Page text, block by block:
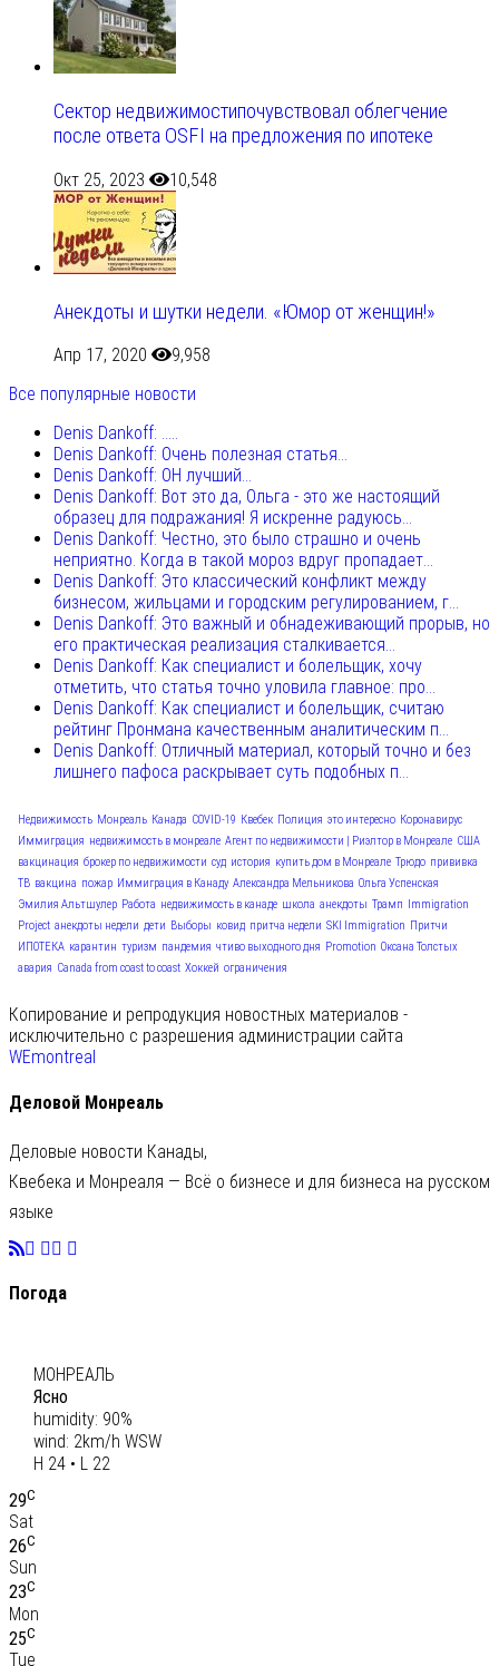
Сектор недвижимостипочувствовал облегчение
после ответа OSFI на предложения по ипотеке
Окт 25, 2023 10,548
Анекдоты и шутки недели. «Юмор от женщин!»
Апр 17, 2020
9,958
Все популярные новости
Denis Dankoff: .....
Denis Dankoff: Очень полезная статья...
Denis Dankoff: ОН лучший...
Denis Dankoff: Вот это да, Ольга - это же настоящий
образец для подражания! Я искренне радуюсь...
Denis Dankoff: Честно, это было страшно и очень
неприятно. Когда в такой мороз вдруг пропадает...
Denis Dankoff: Это классический конфликт между
бизнесом, жильцами и городским регулированием, г...
Denis Dankoff: Это важный и обнадеживающий прорыв, но
его практическая реализация сталкивается...
Denis Dankoff: Как специалист и болельщик, хочу
отметить, что статья точно уловила главное: про...
Denis Dankoff: Как специалист и болельщик, считаю
рейтинг Пронмана качественным аналитическим п...
Denis Dankoff: Отличный материал, который точно и без
лишнего пафоса раскрывает суть подобных п...
Недвижимость Монреаль Канада COVID-19 Квебек Полиция это интересно Коронавирус
Иммиграция недвижимость в монреале Агент по недвижимости | Риэлтор в Монреале США
вакцинация брокер по недвижимости суд история купить дом в Монреале Трюдо прививка
ТВ вакцина пожар Иммиграция в Канаду Александра Мельникова Ольга Успенская
Эмилия Альтшулер Работа недвижимость в канаде школа анекдоты Трамп
Immigration
Project анекдоты недели дети Выборы ковид притча недели SKI Immigration Притчи
ИПОТЕКА карантин туризм пандемия чтиво выходного дня Promotion Оксана Толстых
авария Canada from coast to coast Хоккей ограничения
Копирование и репродукция новостных материалов -
исключительно с разрешения администрации сайта
WEmontreal
Деловой Монреаль
Деловые новости Канады,
Квебека и Монреаля — Всё о бизнесе и для бизнеса на русском
языке
Погода
МОНРЕАЛЬ
Ясно
humidity: 90%
wind: 2km/h WSW
H 24 • L 22
29C
Sat
26C
Sun
23C
Mon
25C
Tue